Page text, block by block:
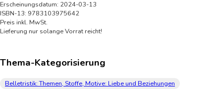
Erscheinungsdatum: 2024-03-13
ISBN-13: 9783103975642
Preis inkl. MwSt.
Lieferung nur solange Vorrat reicht!
Thema-Kategorisierung
Belletristik: Themen, Stoffe, Motive: Liebe und Beziehungen